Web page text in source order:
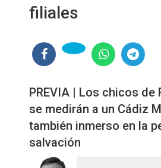
filiales
PREVIA | Los chicos de
se medirán a un Cádiz
también inmerso en la
salvación